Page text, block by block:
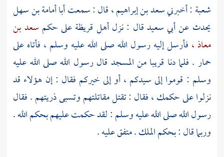
شعبة : أخبرنيسعد بن إبراهيم ،قال : سمعتأبا أمامة بن سهل
يحدث عنأبي سعيدقال : نزل أهل قريظةعلى حكم سعد بن
معاذ ، فأرسل إليه رسول الله صلى الله عليه وسلم ، فأتاه على
حمار . فلما دنا قريبا من المسجد قال رسول الله صلى الله عليه
وسلم : قوموا إلى سيدكم ، أو إلى خيركم فقال : إن هؤلاء قد
نزلوا على حكمك ، فقال : تقتل مقاتلتهم وتسبى ذريتهم . فقال
رسول الله صلى الله عليه وسلم : لقد حكمت عليهم بحكم الله .
وربما قال : بحكم الملك . متفق عليه .